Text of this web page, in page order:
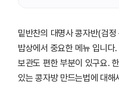
밑반찬의 대명사 콩자반(검
밥상에서 중요한 메뉴 입니
보관도 편한 부분이 있구요.
있는 콩자방 만드는법에 대